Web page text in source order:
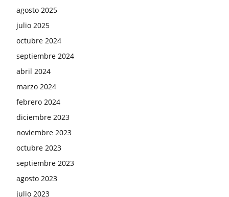
agosto 2025
julio 2025
octubre 2024
septiembre 2024
abril 2024
marzo 2024
febrero 2024
diciembre 2023
noviembre 2023
octubre 2023
septiembre 2023
agosto 2023
julio 2023